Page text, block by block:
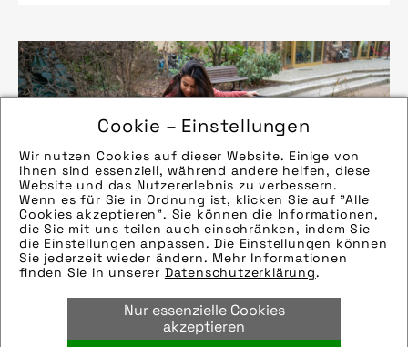
Cookie – Einstellungen
Wir nutzen Cookies auf dieser Website. Einige von
ihnen sind essenziell, während andere helfen, diese
Website und das Nutzererlebnis zu verbessern.
Wenn es für Sie in Ordnung ist, klicken Sie auf "Alle
Cookies akzeptieren". Sie können die Informationen,
die Sie mit uns teilen auch einschränken, indem Sie
die Einstellungen anpassen. Die Einstellungen können
Sie jederzeit wieder ändern. Mehr Informationen
finden Sie in unserer Datenschutzerklärung.
Nur essenzielle Cookies
akzeptieren
Quelle/Source: „www.pd-f.de | Florian Schuh“
Bild downloaden